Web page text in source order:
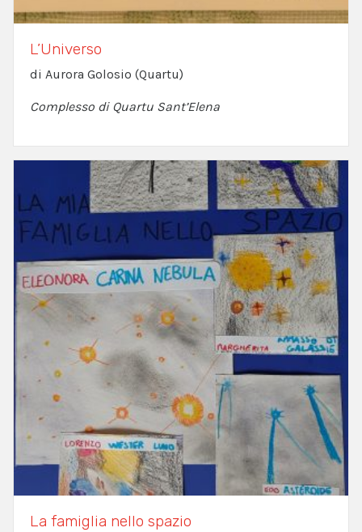
L’Universo
di Aurora Golosio (Quartu)
Complesso di Quartu Sant’Elena
La famiglia nello spazio